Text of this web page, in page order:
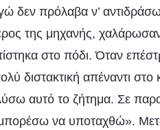
δεν πρόλαβα ν’
της μηχανής,
στο πόδι. Όταν
διστακτική απέναντι
αυτό το ζήτημα. Σε
να υποταχθώ».